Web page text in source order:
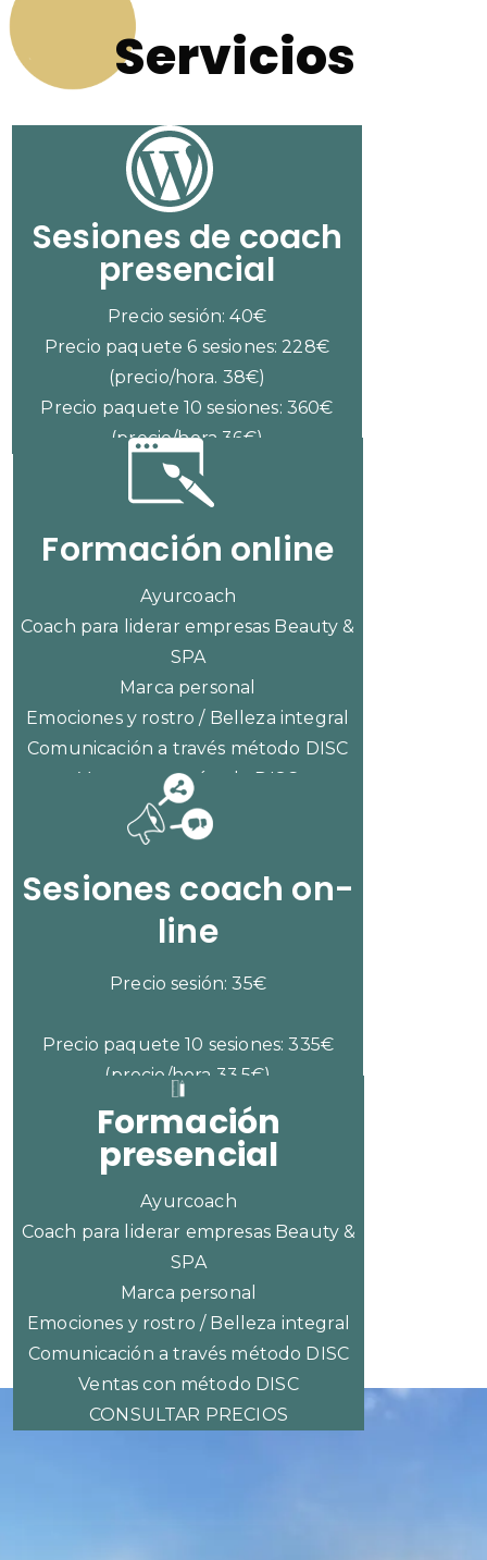
Servicios
Sesiones de coach
presencial
Precio sesión: 40€
Precio paquete 6 sesiones: 228€
(precio/hora. 38€)
Precio paquete 10 sesiones: 360€
(precio/hora 36€)
Formación online
Ayurcoach
Coach para liderar empresas Beauty &
SPA
Marca personal
Emociones y rostro / Belleza integral
Comunicación a través método DISC
Ventas con método DISC
CONSULTAR PRECIOS
Sesiones coach on-
line
Precio sesión: 35€
Precio paquete 10 sesiones: 335€
(precio/hora 33,5€)
Formación
presencial
Ayurcoach
Coach para liderar empresas Beauty &
SPA
Marca personal
Emociones y rostro / Belleza integral
Comunicación a través método DISC
Ventas con método DISC
CONSULTAR PRECIOS